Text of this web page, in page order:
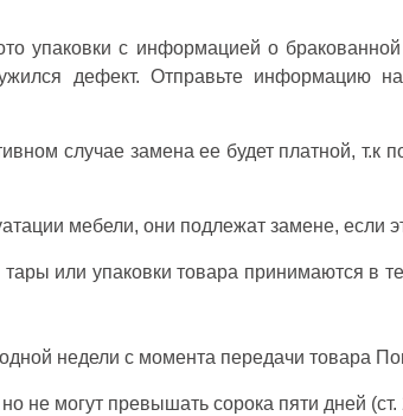
упаковки с информацией о
дефект. Отправьте информацию
случае замена ее будет платной, т.к
мебели, они подлежат замене, если
тары или упаковки товара принимаются в
недели с момента передачи товара
не могут превышать сорока пяти дней